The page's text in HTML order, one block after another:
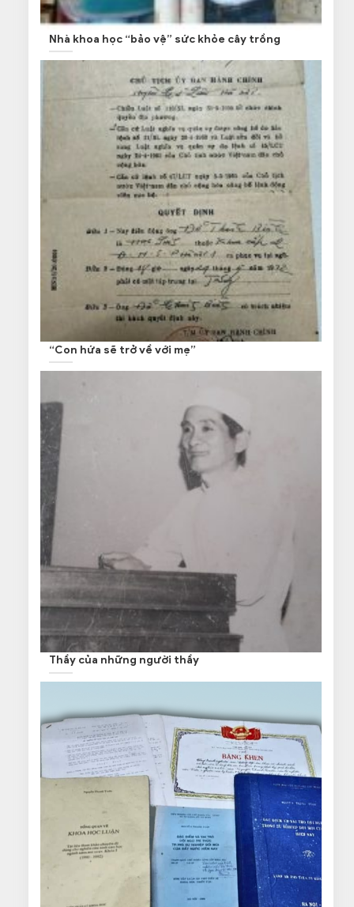
Nhà khoa học “bảo vệ” sức khỏe cây trồng
“Con hứa sẽ trở về với mẹ”
Thầy của những người thầy